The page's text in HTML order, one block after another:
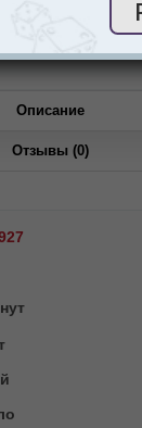
Описание
Отзывы (0)